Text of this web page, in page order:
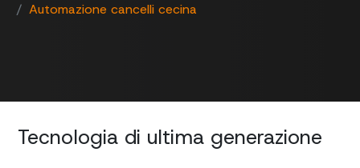
Automazione cancelli cecina
Tecnologia di ultima generazione